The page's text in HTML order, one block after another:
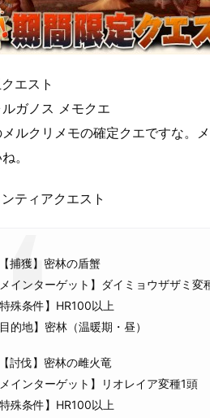
エスト
ルガノス メモクエ
ルクリメモの確定クエですな。
。
ティアクエスト
捕獲】密林の盾蟹
メインターゲット】ダイミョウザザミ変
特殊条件】HR100以上
目的地】密林（温暖期・昼）
討伐】密林の雌火竜
メインターゲット】リオレイア変種1頭
特殊条件】HR100以上